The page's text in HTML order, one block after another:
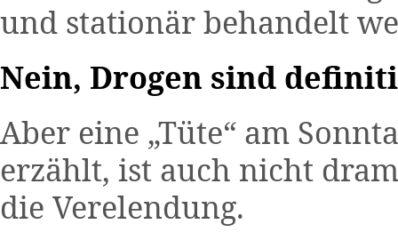
und stationär behandelt
Nein, Drogen sind
Aber eine „Tüte“ am
erzählt, ist auch nicht
die Verelendung.